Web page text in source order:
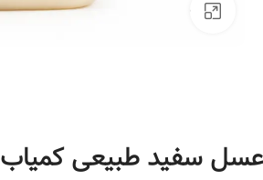
برای بزرگنمایی کلیک کنید
عسل سفید طبیعی کمیاب